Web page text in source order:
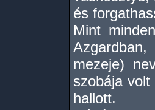
és
Mint
mezeje)
szobája
hallott.